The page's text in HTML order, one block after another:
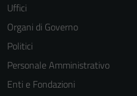
Uffici
Organi di Governo
Politici
Personale Amministrativo
Enti e Fondazioni